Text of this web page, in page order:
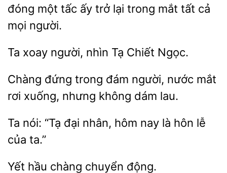
một tấc ấy trở lại trong mắt tất cả
mọi người.
Ta xoay nhìn Chiết
đứng trong
người, nước mắt
rơi xuống,
không dám lau.
Ta “Tạ đại nhân, hôm
là hôn lễ
của
chuyển động.